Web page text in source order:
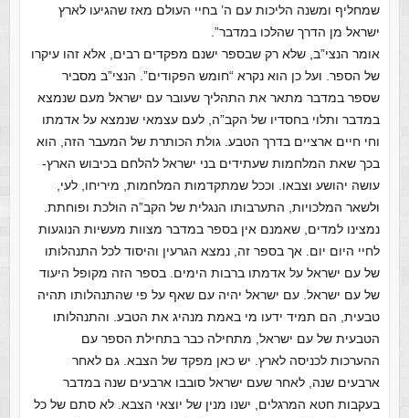
שמחליף ומשנה הליכות עם ה’ בחיי העולם מאז שהגיעו לארץ
ישראל מן הדרך שהלכו במדבר”.
אומר הנצי”ב, שלא רק שבספר ישנם מפקדים רבים, אלא זהו עיקרו
של הספר. ועל כן הוא נקרא “חומש הפקודים”. הנצי”ב מסביר
שספר במדבר מתאר את התהליך שעובר עם ישראל מעם שנמצא
במדבר ותלוי בחסדיו של הקב”ה, לעם עצמאי שנמצא על אדמתו
וחי חיים ארציים בדרך הטבע. גולת הכותרת של המעבר הזה, הוא
בכך שאת המלחמות שעתידים בני ישראל להלחם בכיבוש הארץ-
עושה יהושע וצבאו. וככל שמתקדמות המלחמות, מיריחו, לעי,
ולשאר המלכויות, התערבותו הנגלית של הקב”ה הולכת ופוחתת.
נמצינו למדים, שאמנם אין בספר במדבר מצוות מעשיות הנוגעות
לחיי היום יום. אך בספר זה, נמצא הגרעין והיסוד לכל התנהלותו
של עם ישראל על אדמתו ברבות הימים. בספר הזה מקופל היעוד
של עם ישראל. עם ישראל יהיה עם שאף על פי שהתנהלותו תהיה
טבעית, הם תמיד ידעו מי באמת מנהיג את הטבע. והתנהלותו
הטבעית של עם ישראל, מתחילה כבר בתחילת הספר עם
ההערכות לכניסה לארץ. יש כאן מפקד של הצבא. גם לאחר
ארבעים שנה, לאחר שעם ישראל סובבו ארבעים שנה במדבר
בעקבות חטא המרגלים, ישנו מנין של יוצאי הצבא. לא סתם של כל